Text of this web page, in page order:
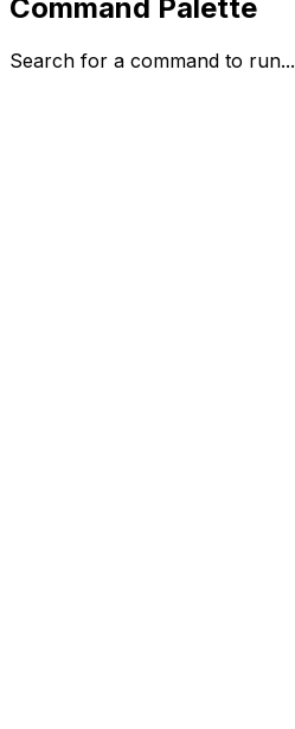
Command Palette
Search for a command to run...